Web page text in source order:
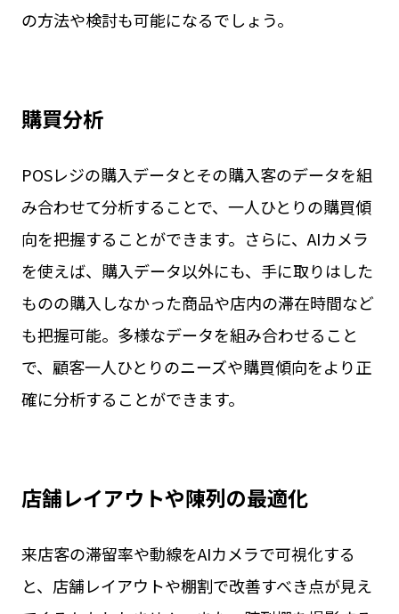
の方法や検討も可能になるでしょう。
購買分析
POSレジの購入データとその購入客のデータを組
み合わせて分析することで、一人ひとりの購買傾
向を把握することができます。さらに、AIカメラ
を使えば、購入データ以外にも、手に取りはした
ものの購入しなかった商品や店内の滞在時間など
も把握可能。多様なデータを組み合わせること
で、顧客一人ひとりのニーズや購買傾向をより正
確に分析することができます。
店舗レイアウトや陳列の最適化
来店客の滞留率や動線をAIカメラで可視化する
と、店舗レイアウトや棚割で改善すべき点が見え